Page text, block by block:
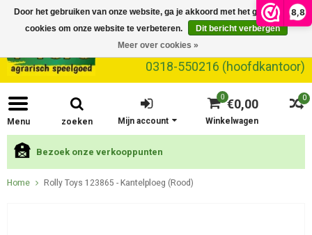
8,8
0318-550216 (hoofdkantoor)
Menu zoeken
0
0 €0,00
Winkelwagen
Mijn account
Bezoek onze verkooppunten
Home Rolly Toys 123865 - Kantelploeg (Rood)
Door het gebruiken van onze website, ga je akkoord met het gebruik van
cookies om onze website te verbeteren.
Dit bericht verbergen
Meer over cookies »